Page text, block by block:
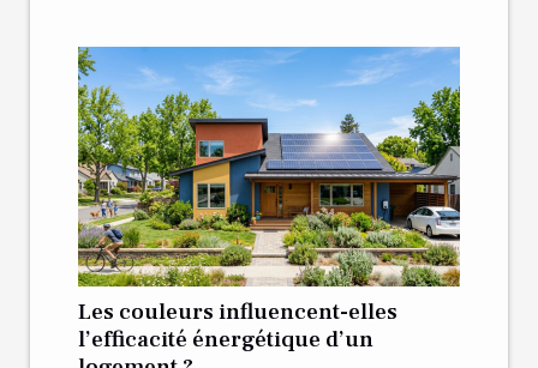
Les couleurs influencent-elles
l’efficacité énergétique d’un